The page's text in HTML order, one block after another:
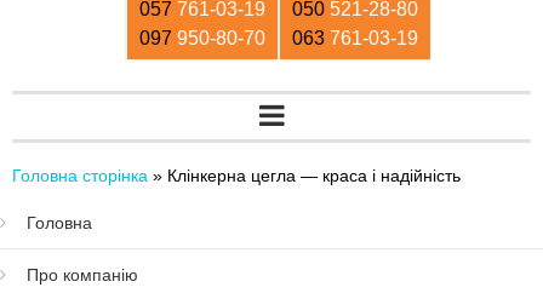
057 761-03-19
097 950-80-70
050 521-28-80
063 761-03-19
Головна сторінка » Клінкерна цегла — краса і надійність
Головна
Про компанію